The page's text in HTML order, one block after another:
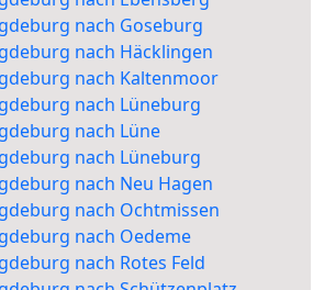
nach Goseburg
nach Häcklingen
nach Kaltenmoor
nach Lüneburg
nach Lüne
nach Lüneburg
nach Neu Hagen
nach Ochtmissen
nach Oedeme
nach Rotes Feld